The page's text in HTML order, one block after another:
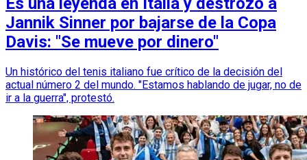
Jannik Sinner por bajarse de la Copa
Davis: "Se mueve por dinero"
Un histórico del tenis italiano fue crítico de la decisión del
actual número 2 del mundo. "Estamos hablando de jugar, no de
ir a la guerra", protestó.